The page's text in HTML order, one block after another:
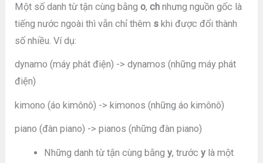
Một số danh từ tận cùng bằngo,chnhưng nguồn gốc là
tiếng nước ngoài thì vẫn chỉ thêm skhi được đổi thành
số nhiều. Ví dụ:
dynamo (máy phát điện) -> dynamos (những máy phát
điện)
kimono (áo kimônô) -> kimonos (những áo kimônô)
piano (đàn piano) -> pianos (những đàn piano)
Những danh từ tận cùng bằng y, trước y là một